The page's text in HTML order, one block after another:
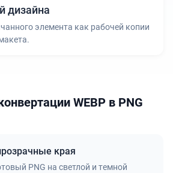
дизайна
элемента как рабочей копии
WEBP в PNG
края
PNG на светлой и темной